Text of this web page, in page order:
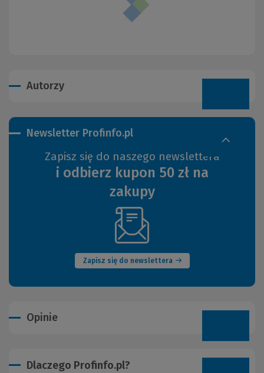
Autorzy
Newsletter Profinfo.pl
Zapisz się do naszego newslettera
i odbierz kupon 50 zł na
zakupy
Zapisz się do newslettera
(Nowe
okno)
Opinie
Dlaczego Profinfo.pl?